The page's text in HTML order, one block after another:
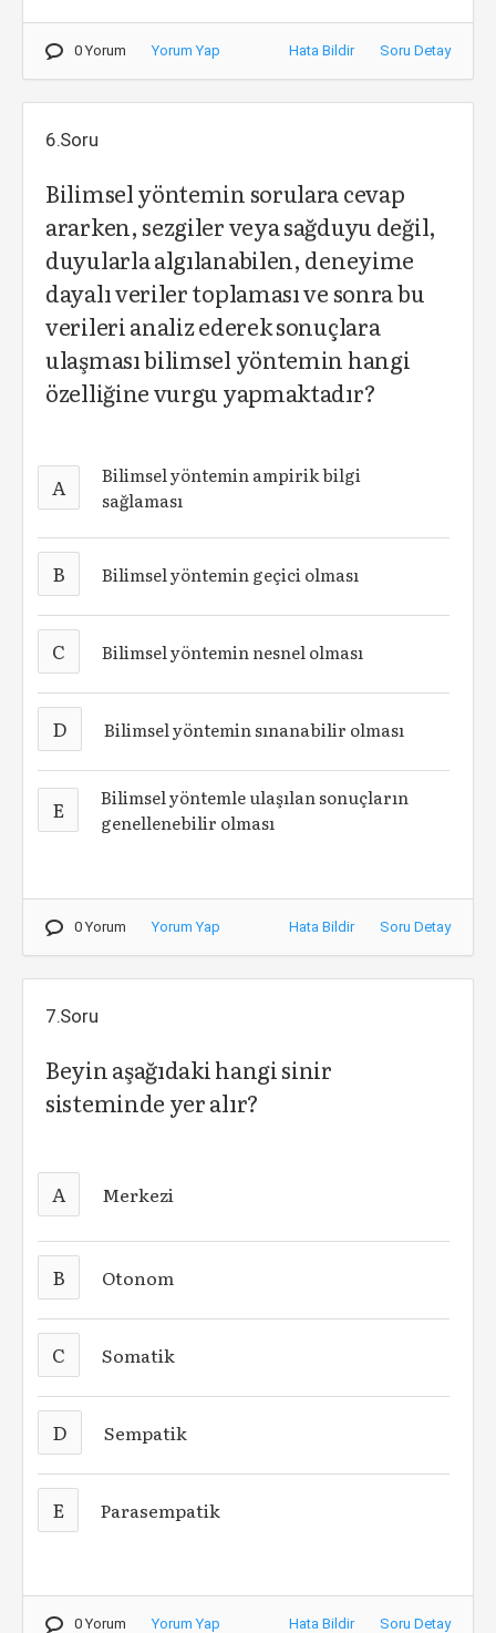
0 Yorum Yorum Yap Hata Bildir Soru Detay
6.Soru
Bilimsel yöntemin sorulara cevap
ararken, sezgiler veya sağduyu değil,
duyularla algılanabilen, deneyime
dayalı veriler toplaması ve sonra bu
verileri analiz ederek sonuçlara
ulaşması bilimsel yöntemin hangi
özelliğine vurgu yapmaktadır?
A
Bilimsel yöntemin ampirik bilgi
sağlaması
B Bilimsel yöntemin geçici olması
C Bilimsel yöntemin nesnel olması
D Bilimsel yöntemin sınanabilir olması
E
Bilimsel yöntemle ulaşılan sonuçların
genellenebilir olması
0 Yorum Yorum Yap Hata Bildir Soru Detay
7.Soru
Beyin aşağıdaki hangi sinir
sisteminde yer alır?
A Merkezi
B Otonom
C Somatik
D Sempatik
E Parasempatik
0 Yorum Yorum Yap Hata Bildir Soru Detay